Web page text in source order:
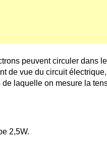
peuvent circuler dans
de vue du circuit
de laquelle on mesure la
2,5W.